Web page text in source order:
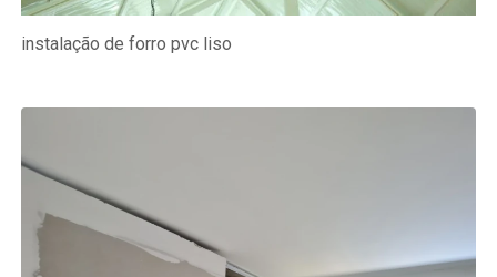
instalação de forro pvc liso